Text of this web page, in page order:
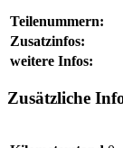
Teilenummern:
Zusatzinfos:
weitere Infos:
Zusätzliche